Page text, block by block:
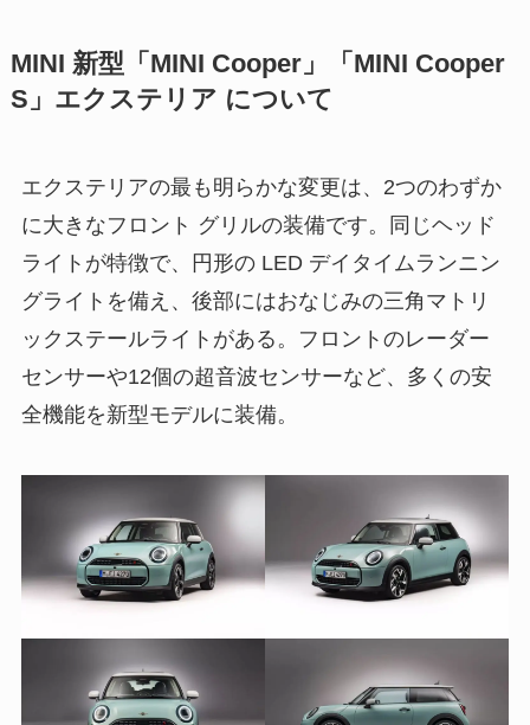
MINI 新型「MINI Cooper」「MINI Cooper
S」エクステリア について
エクステリアの最も明らかな変更は、2つのわずか
に大きなフロント グリルの装備です。同じヘッド
ライトが特徴で、円形の LED デイタイムランニン
グライトを備え、後部にはおなじみの三角マトリ
ックステールライトがある。フロントのレーダー
センサーや12個の超音波センサーなど、多くの安
全機能を新型モデルに装備。